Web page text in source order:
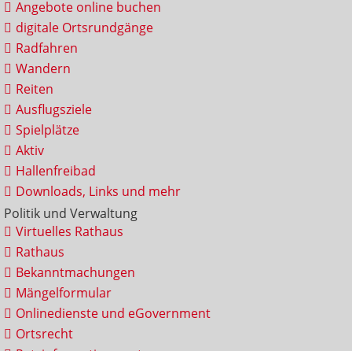
Angebote online buchen
digitale Ortsrundgänge
Radfahren
Wandern
Reiten
Ausflugsziele
Spielplätze
Aktiv
Hallenfreibad
Downloads, Links und mehr
Politik und Verwaltung
Virtuelles Rathaus
Rathaus
Bekanntmachungen
Mängelformular
Onlinedienste und eGovernment
Ortsrecht